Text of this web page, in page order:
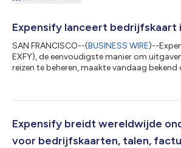
Expensify lanceert bedrijfskaart
SAN FRANCISCO--(BUSINESS WIRE)--
EXFY), de eenvoudigste manier om
reizen te beheren, maakte vandaag bekend
en Nederland. “De Expensify Card werkt
en klaar voor verwerking in de boekhouding
verklaart David Barrett,...
Expensify breidt wereldwijde
voor bedrijfskaarten, talen,